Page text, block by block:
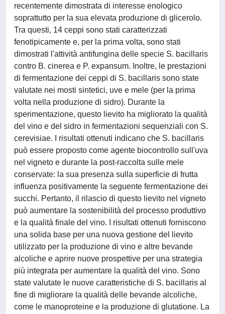
recentemente dimostrata di interesse enologico
soprattutto per la sua elevata produzione di glicerolo.
Tra questi, 14 ceppi sono stati caratterizzati
fenotipicamente e, per la prima volta, sono stati
dimostrati l'attività antifungina delle specie S. bacillaris
contro B. cinerea e P. expansum. Inoltre, le prestazioni
di fermentazione dei ceppi di S. bacillaris sono state
valutate nei mosti sintetici, uve e mele (per la prima
volta nella produzione di sidro). Durante la
sperimentazione, questo lievito ha migliorato la qualità
del vino e del sidro in fermentazioni sequenziali con S.
cerevisiae. I risultati ottenuti indicano che S. bacillaris
può essere proposto come agente biocontrollo sull'uva
nel vigneto e durante la post-raccolta sulle mele
conservate: la sua presenza sulla superficie di frutta
influenza positivamente la seguente fermentazione dei
succhi. Pertanto, il rilascio di questo lievito nel vigneto
può aumentare la sostenibilità del processo produttivo
e la qualità finale del vino. I risultati ottenuti forniscono
una solida base per una nuova gestione del lievito
utilizzato per la produzione di vino e altre bevande
alcoliche e aprire nuove prospettive per una strategia
più integrata per aumentare la qualità del vino. Sono
state valutate le nuove caratteristiche di S. bacillaris al
fine di migliorare la qualità delle bevande alcoliche,
come le manoproteine e la produzione di glutatione. La